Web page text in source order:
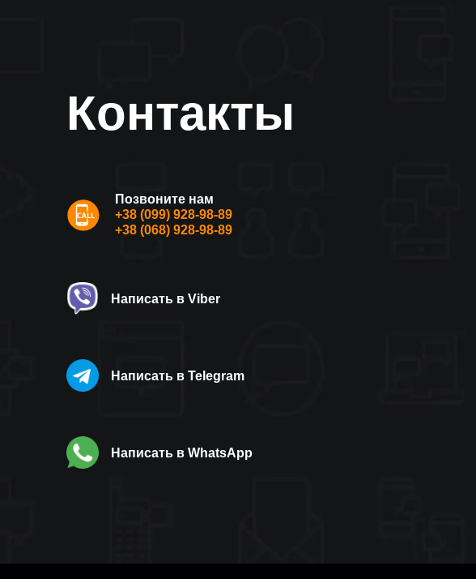
Контакты
Позвоните нам
+38 (099) 928-98-89
+38 (068) 928-98-89
Написать в Viber
Написать в Telegram
Написать в WhatsApp